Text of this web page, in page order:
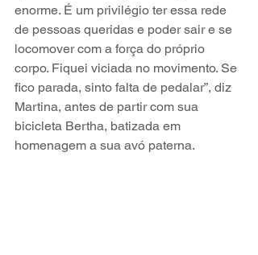
enorme. É um privilégio ter essa rede
de pessoas queridas e poder sair e se
locomover com a força do próprio
corpo. Fiquei viciada no movimento. Se
fico parada, sinto falta de pedalar”, diz
Martina, antes de partir com sua
bicicleta Bertha, batizada em
homenagem a sua avó paterna.